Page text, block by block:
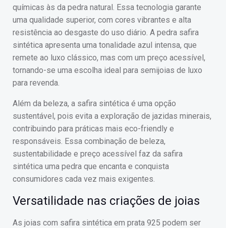
químicas às da pedra natural. Essa tecnologia garante
uma qualidade superior, com cores vibrantes e alta
resistência ao desgaste do uso diário. A pedra safira
sintética apresenta uma tonalidade azul intensa, que
remete ao luxo clássico, mas com um preço acessível,
tornando-se uma escolha ideal para semijoias de luxo
para revenda.
Além da beleza, a safira sintética é uma opção
sustentável, pois evita a exploração de jazidas minerais,
contribuindo para práticas mais eco-friendly e
responsáveis. Essa combinação de beleza,
sustentabilidade e preço acessível faz da safira
sintética uma pedra que encanta e conquista
consumidores cada vez mais exigentes.
Versatilidade nas criações de joias
As joias com safira sintética em prata 925 podem ser